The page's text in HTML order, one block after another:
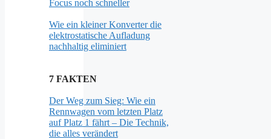
Focus noch schneller
Wie ein kleiner Konverter die
elektrostatische Aufladung
nachhaltig eliminiert
7 FAKTEN
Der Weg zum Sieg: Wie ein
Rennwagen vom letzten Platz
auf Platz 1 fährt – Die Technik,
die alles verändert